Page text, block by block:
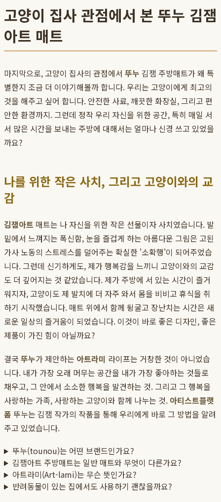
고양이 집사 관점에서 본 뚜누 김잼
아트 매트
마지막으로, 고양이 집사의 관점에서 뚜누 김잼 주방매트가 왜 특
별한지 조금 더 이야기해볼까 합니다. 우리는 고양이에게 최고의
것을 해주고 싶어 합니다. 안전한 사료, 깨끗한 화장실, 그리고 편
안한 환경까지. 그런데 정작 우리 자신을 위한 공간, 특히 매일 서
서 많은 시간을 보내는 주방에 대해서는 얼마나 신경 쓰고 있었을
까요?
나를 위한 작은 사치, 그리고 고양이와의 교
감
김잼아트 매트는 나 자신을 위한 작은 선물이자 사치였습니다. 발
밑에서 느껴지는 폭신함, 눈을 즐겁게 하는 아름다운 그림은 고된
가사 노동의 스트레스를 덜어주는 확실한 '소확행'이 되어주었습
니다. 그런데 신기하게도, 제가 행복감을 느끼니 고양이와의 교감
도 더 깊어지는 것 같았습니다. 제가 주방에 서 있는 시간이 즐거
워지자, 고양이도 제 발치에 더 자주 와서 몸을 비비고 휴식을 취
하기 시작했습니다. 매트 위에서 함께 뒹굴고 장난치는 시간은 새
로운 일상의 즐거움이 되었습니다. 이것이 바로 좋은 디자인, 좋은
제품이 가진 힘이 아닐까요?
결국 뚜누가 제안하는 아트라미 라이프는 거창한 것이 아니었습
니다. 내가 가장 오래 머무는 공간을 내가 가장 좋아하는 것들로
채우고, 그 안에서 소소한 행복을 발견하는 것. 그리고 그 행복을
사랑하는 가족, 사랑하는 고양이와 함께 나누는 것. 아티스트플랫
폼 뚜누는 김잼 작가의 작품을 통해 우리에게 바로 그 방법을 알려
주고 있었습니다.
뚜누(tounou)는 어떤 브랜드인가요?
김잼아트 주방매트는 일반 매트와 무엇이 다른가요?
아트라미(Art-lami)는 무슨 뜻인가요?
반려동물이 있는 집에서도 사용하기 괜찮을까요?